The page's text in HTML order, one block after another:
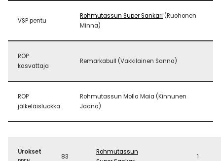
VSP pentu
Rohmutassun Super Sankari (Ruohonen
Minna)
ROP
kasvattaja
Remarkabull (Vakkilainen Sanna)
ROP
jälkeläisluokka
Rohmutassun Molla Maia (Kinnunen
Jaana)
Urokset
83
Rohmutassun
1